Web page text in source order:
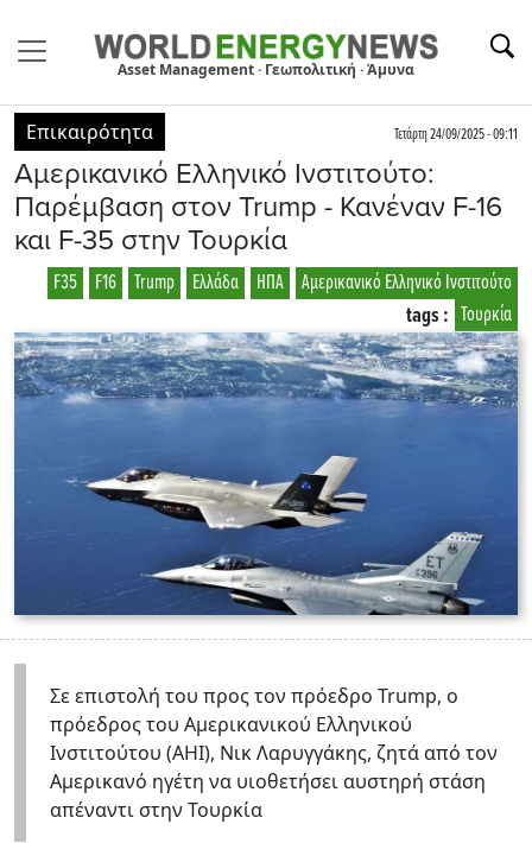
Asset Management · Γεωπολιτική · Άμυνα
Επικαιρότητα Τετάρτη 24/09/2025 - 09:11
Αμερικανικό Ελληνικό Ινστιτούτο:
Παρέμβαση στον Trump - Κανέναν F-16
και F-35 στην Τουρκία
Αμερικανικό Ελληνικό Ινστιτούτο
ΗΠΑ
Ελλάδα
Trump
F16
F35
Τουρκία
tags :
Σε επιστολή του προς τον πρόεδρο Trump, ο
πρόεδρος του Αμερικανικού Ελληνικού
Ινστιτούτου (AHI), Νικ Λαρυγγάκης, ζητά από τον
Αμερικανό ηγέτη να υιοθετήσει αυστηρή στάση
απέναντι στην Τουρκία